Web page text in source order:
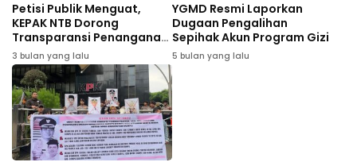
Petisi Publik Menguat,
KEPAK NTB Dorong
Transparansi Penanganan
Dugaan Gratifikasi di NTB
3 bulan yang lalu
YGMD Resmi Laporkan
Dugaan Pengalihan
Sepihak Akun Program Gizi
5 bulan yang lalu